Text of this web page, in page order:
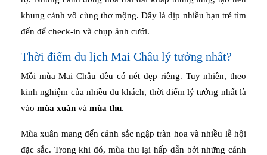
khung cảnh vô cùng thơ mộng. Đây là dịp nhiều bạn trẻ tìm
đến để check-in và chụp ảnh cưới.
Thời điểm du lịch Mai Châu lý tưởng nhất?
Mỗi mùa Mai Châu đều có nét đẹp riêng. Tuy nhiên, theo
kinh nghiệm của nhiều du khách, thời điểm lý tưởng nhất là
vào mùa xuân và mùa thu.
Mùa xuân mang đến cảnh sắc ngập tràn hoa và nhiều lễ hội
đặc sắc. Trong khi đó, mùa thu lại hấp dẫn bởi những cánh